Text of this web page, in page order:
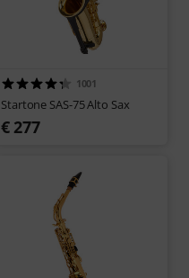
1001
Startone SAS-75 Alto Sax
€ 277